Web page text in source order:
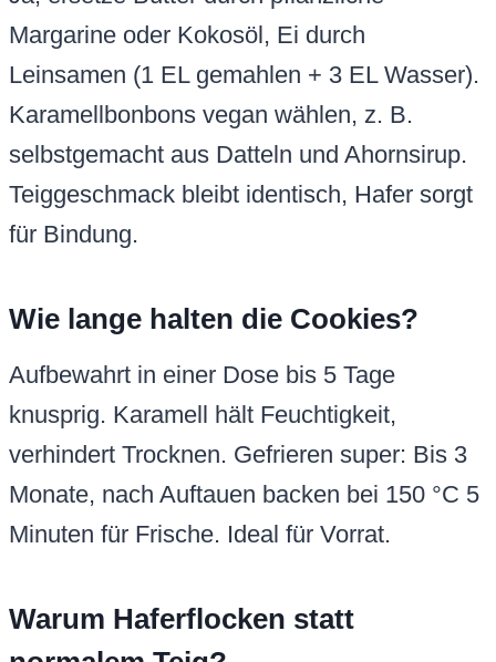
Margarine oder Kokosöl, Ei durch
Leinsamen (1 EL gemahlen + 3 EL Wasser).
Karamellbonbons vegan wählen, z. B.
selbstgemacht aus Datteln und Ahornsirup.
Teiggeschmack bleibt identisch, Hafer sorgt
für Bindung.
Wie lange halten die Cookies?
Aufbewahrt in einer Dose bis 5 Tage
knusprig. Karamell hält Feuchtigkeit,
verhindert Trocknen. Gefrieren super: Bis 3
Monate, nach Auftauen backen bei 150 °C 5
Minuten für Frische. Ideal für Vorrat.
Warum Haferflocken statt